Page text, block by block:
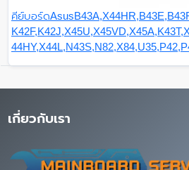
คีย์บอร์ด
เกี่ยวกับเรา